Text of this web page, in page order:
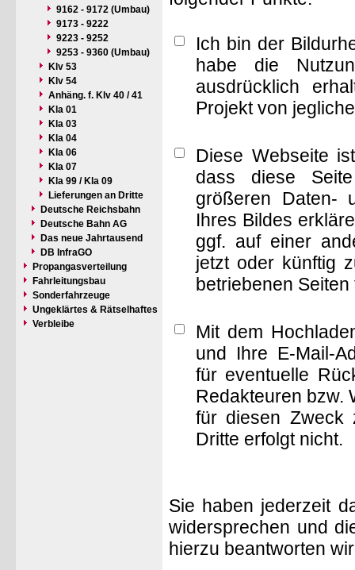
9162 - 9172 (Umbau)
9173 - 9222
9223 - 9252
9253 - 9360 (Umbau)
Klv 53
Klv 54
Anhäng. f. Klv 40 / 41
Kla 01
Kla 03
Kla 04
Kla 06
Kla 07
Kla 99 / Kla 09
Lieferungen an Dritte
Deutsche Reichsbahn
Deutsche Bahn AG
Das neue Jahrtausend
DB InfraGO
Propangasverteilung
Fahrleitungsbau
Sonderfahrzeuge
Ungeklärtes & Rätselhaftes
Verbleibe
Ich bin der
habe die
ausdrücklich
Projekt von
Diese Webseite
dass diese
größeren Daten-
Ihres Bildes
ggf. auf einer
jetzt oder künftig
betriebenen
Mit dem
und Ihre E-Mail-
für eventuelle
Redakteuren bzw.
für diesen Zweck
Dritte erfolgt nicht.
Sie haben jederzeit
widersprechen und
hierzu beantworten